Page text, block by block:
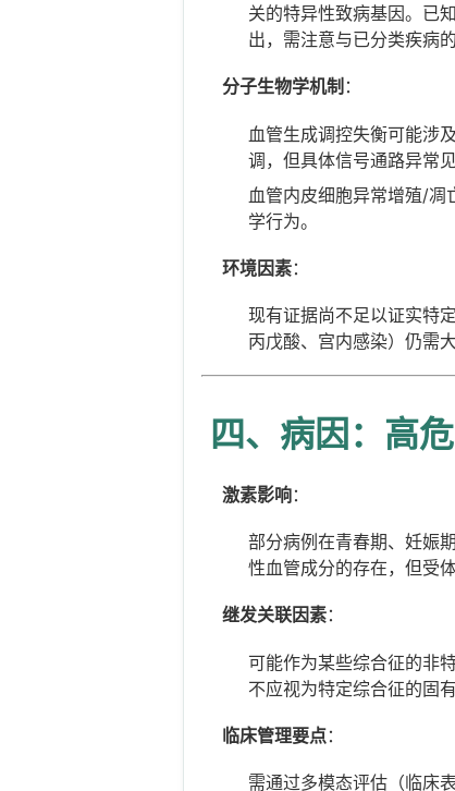
关的特异性致病基因。已
出，需注意与已分类疾病的
分子生物学机制 ：
血管生成调控失衡可能涉
调，但具体信号通路异常
血管内皮细胞异常增殖/凋
学行为。
环境因素：
现有证据尚不足以证实特
丙戊酸、宫内感染）仍需
四、病因：高
激素影响：
部分病例在青春期、妊娠
性血管成分的存在，但受
继发关联因素：
可能作为某些综合征的非
不应视为特定综合征的固有
临床管理要点：
需通过多模态评估（临床